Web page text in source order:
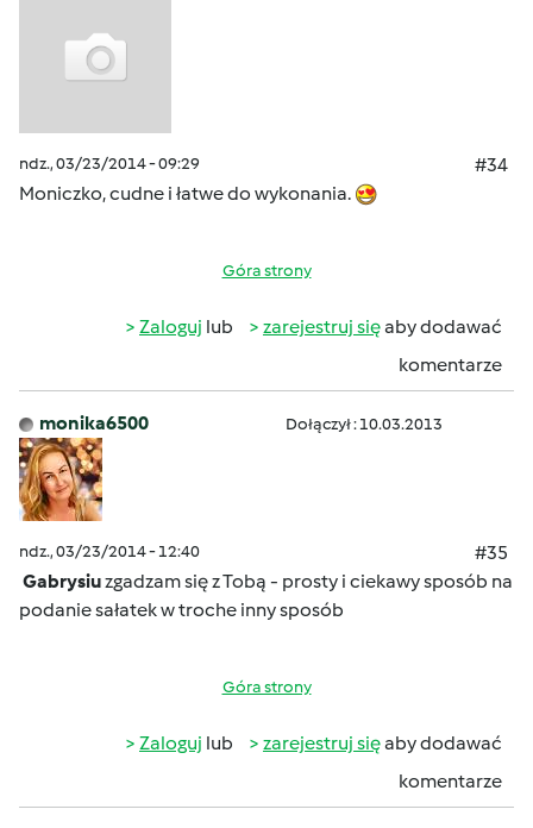
ndz., 03/23/2014 - 09:29
#34
Moniczko, cudne i łatwe do wykonania.
Góra strony
Zaloguj lub zarejestruj sięaby dodawać
komentarze
monika6500 Dołączył : 10.03.2013
ndz., 03/23/2014 - 12:40
#35
Gabrysiuzgadzam się z Tobą - prosty i ciekawy sposób na
podanie sałatek w troche inny sposób
Góra strony
Zaloguj lub zarejestruj sięaby dodawać
komentarze